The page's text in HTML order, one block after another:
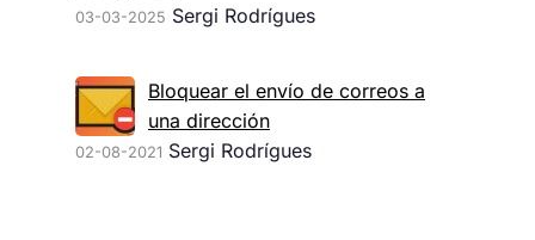
03-03-2025 Sergi Rodrígues
Bloquear el envío de correos a
una dirección
02-08-2021 Sergi Rodrígues